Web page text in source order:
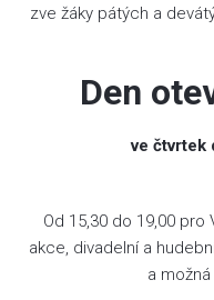
zve žáky pátých a
Den
ve čtvrtek
Od 15,30 do 19,00
akce, divadelní a
a